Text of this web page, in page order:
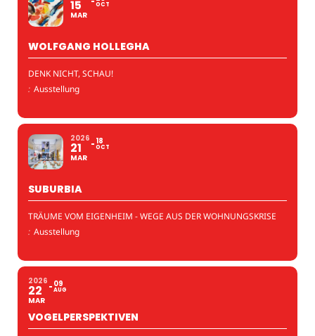
15
MAR
OCT
WOLFGANG HOLLEGHA
DENK NICHT, SCHAU!
: Ausstellung
2026
21
MAR
18
OCT
SUBURBIA
TRÄUME VOM EIGENHEIM - WEGE AUS DER WOHNUNGSKRISE
: Ausstellung
2026
22
MAR
09
AUG
VOGELPERSPEKTIVEN